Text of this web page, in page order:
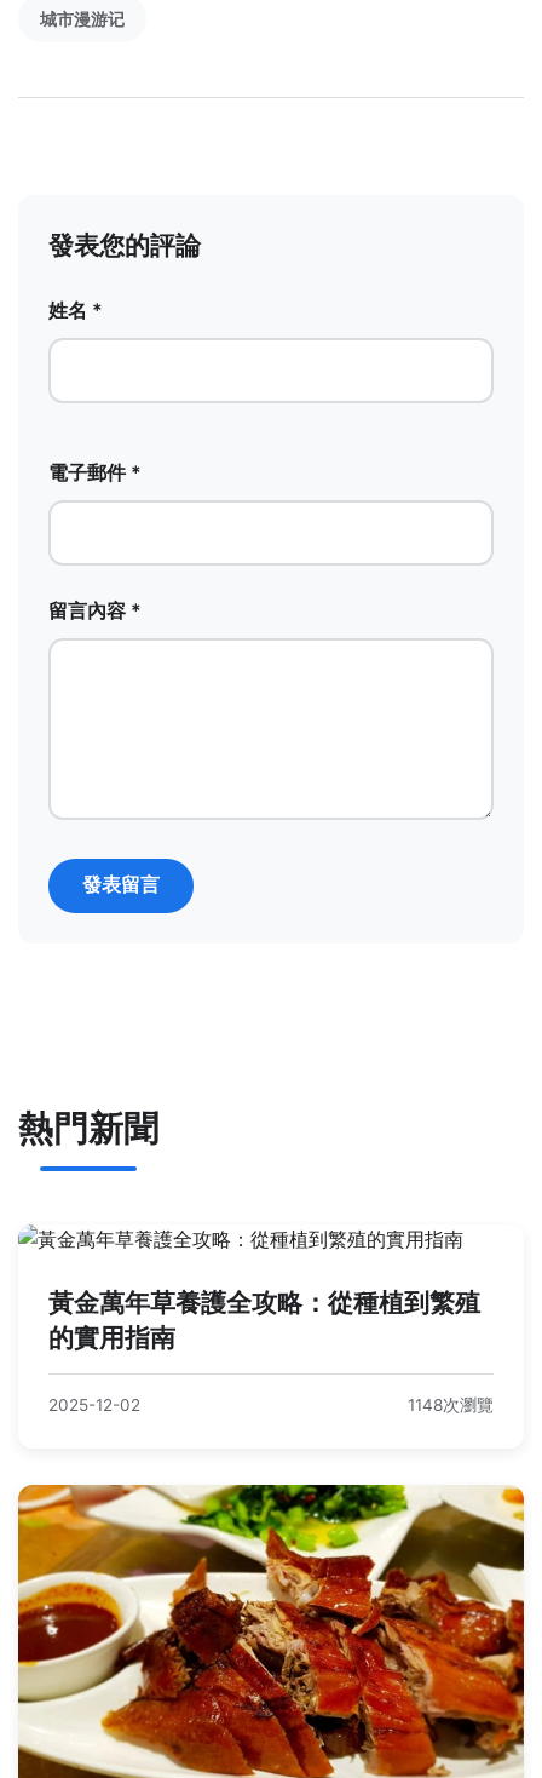
城市漫游记
發表您的評論
姓名 *
電子郵件 *
留言內容 *
發表留言
熱門新聞
黃金萬年草養護全攻略：從種植到繁殖
的實用指南
2025-12-02 1148次瀏覽